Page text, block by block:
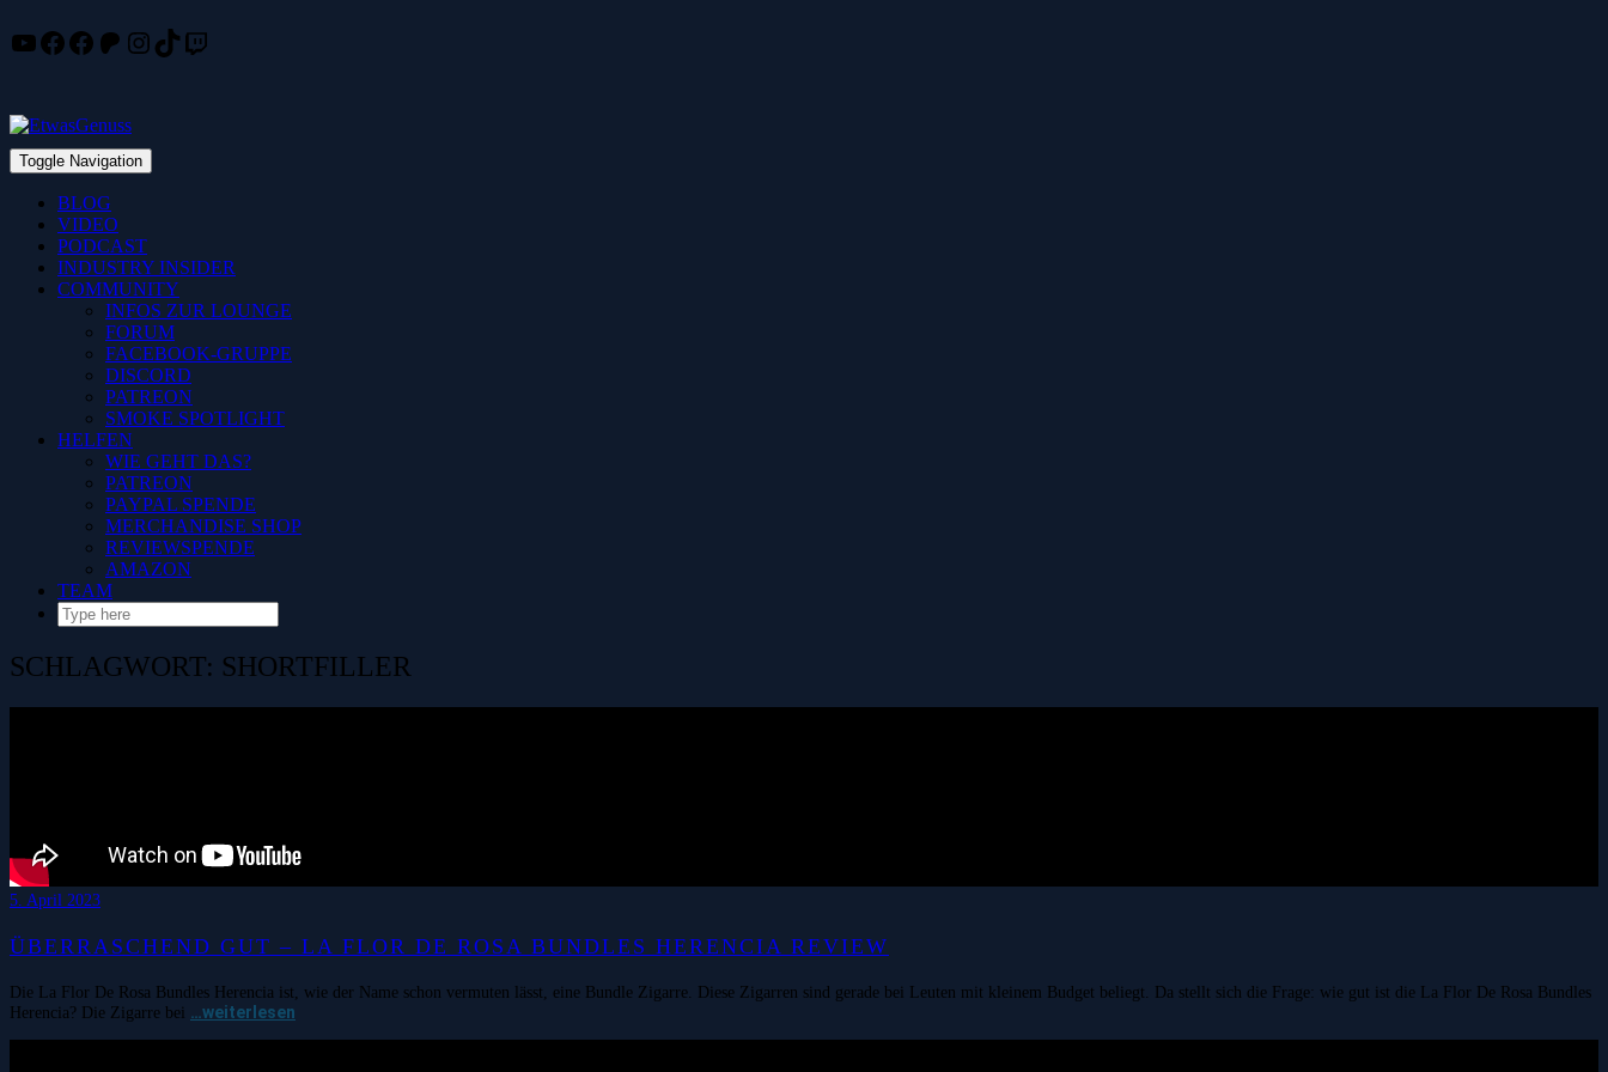
Skip
YouTube
Facebook
Facebook
Patreon
Instagram
TikTok
Twitch
Toggle Navigation
BLOG
VIDEO
PODCAST
INDUSTRY INSIDER
COMMUNITY
INFOS ZUR LOUNGE
FORUM
FACEBOOK-GRUPPE
DISCORD
PATREON
SMOKE SPOTLIGHT
HELFEN
WIE GEHT DAS?
PATREON
PAYPAL SPENDE
MERCHANDISE SHOP
REVIEWSPENDE
AMAZON
TEAM
SCHLAGWORT: SHORTFILLER
5. April 2023
ÜBERRASCHEND GUT – LA FLOR DE ROSA BUNDLES HERENCIA REVIEW
Die La Flor De Rosa Bundles Herencia ist, wie der Name schon vermuten lässt, eine Bundle Zigarre. Diese Zigarren sind gerade bei Leuten mit kleinem Budget beliegt. Da stellt sich die Frage: wie gut ist die La Flor De Rosa Bundles
Herencia? Die Zigarre bei …weiterlesen